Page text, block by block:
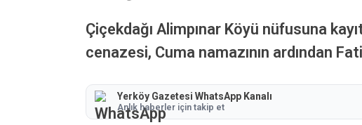
Çiçekdağı Alimpınar Köyü nüfusuna
cenazesi, Cuma namazının ardından
Yerköy Gazetesi WhatsApp Kanalı
Anlık haberler için takip et